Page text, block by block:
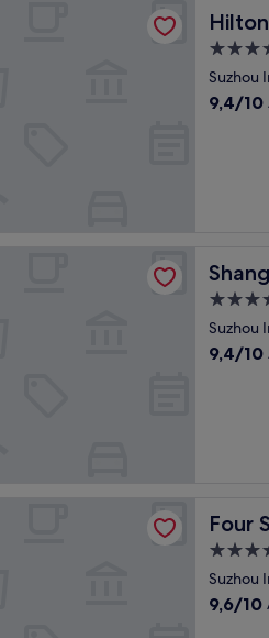
Hilton
5.0-
Sterne-
Suzhou
9.4
9,4/10
5.0-
Sterne-
Suzhou
9.4
9,4/10
Four
Four
5.0-
Sterne-
Suzhou
9.6
9,6/10